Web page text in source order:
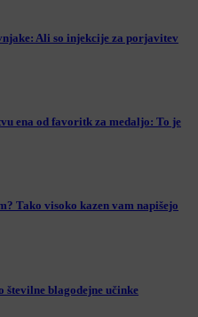
Ali so injekcije za porjavitev
ena od favoritk za medaljo: To je
Tako visoko kazen vam napišejo
številne blagodejne učinke